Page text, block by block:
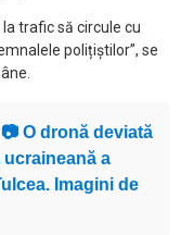
trafic să circule cu
polițiștilor”, se
O dronă deviată
a
Imagini de